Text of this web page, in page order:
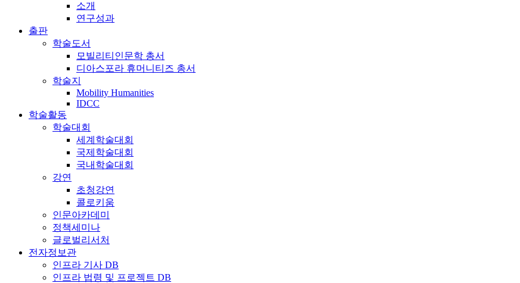
소개
연구성과
출판
학술도서
모빌리티인문학 총서
디아스포라 휴머니티즈 총서
학술지
Mobility Humanities
IDCC
학술활동
학술대회
세계학술대회
국제학술대회
국내학술대회
강연
초청강연
콜로키움
인문아카데미
정책세미나
글로벌리서처
전자정보관
인프라 기사 DB
인프라 법령 및 프로젝트 DB